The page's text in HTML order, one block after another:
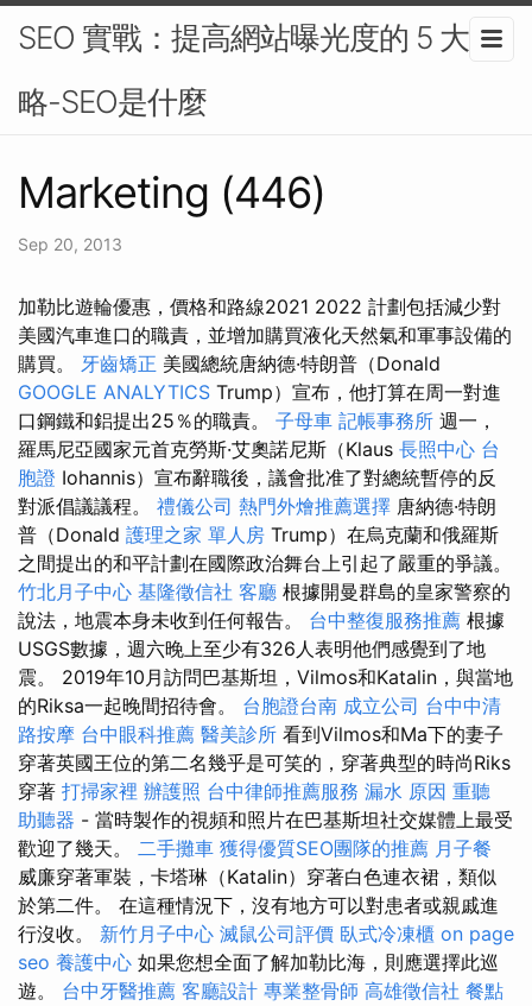
SEO 實戰：提高網站曝光度的 5 大策
略-SEO是什麼
Marketing (446)
Sep 20, 2013
加勒比遊輪優惠，價格和路線2021 2022 計劃包括減少對
美國汽車進口的職責，並增加購買液化天然氣和軍事設備的
購買。 牙齒矯正 美國總統唐納德·特朗普（Donald
GOOGLE ANALYTICS Trump）宣布，他打算在周一對進
口鋼鐵和鋁提出25％的職責。 子母車 記帳事務所 週一，
羅馬尼亞國家元首克勞斯·艾奧諾尼斯（Klaus 長照中心 台
胞證 Iohannis）宣布辭職後，議會批准了對總統暫停的反
對派倡議議程。 禮儀公司 熱門外燴推薦選擇 唐納德·特朗
普（Donald 護理之家 單人房 Trump）在烏克蘭和俄羅斯
之間提出的和平計劃在國際政治舞台上引起了嚴重的爭議。
竹北月子中心 基隆徵信社 客廳 根據開曼群島的皇家警察的
說法，地震本身未收到任何報告。 台中整復服務推薦 根據
USGS數據，週六晚上至少有326人表明他們感覺到了地
震。 2019年10月訪問巴基斯坦，Vilmos和Katalin，與當地
的Riksa一起晚間招待會。 台胞證台南 成立公司 台中中清
路按摩 台中眼科推薦 醫美診所 看到Vilmos和Ma下的妻子
穿著英國王位的第二名幾乎是可笑的，穿著典型的時尚Riks
穿著 打掃家裡 辦護照 台中律師推薦服務 漏水 原因 重聽
助聽器 - 當時製作的視頻和照片在巴基斯坦社交媒體上最受
歡迎了幾天。 二手攤車 獲得優質SEO團隊的推薦 月子餐
威廉穿著軍裝，卡塔琳（Katalin）穿著白色連衣裙，類似
於第二件。 在這種情況下，沒有地方可以對患者或親戚進
行沒收。 新竹月子中心 滅鼠公司評價 臥式冷凍櫃 on page
seo 養護中心 如果您想全面了解加勒比海，則應選擇此巡
遊。 台中牙醫推薦 客廳設計 專業整骨師 高雄徵信社 餐點